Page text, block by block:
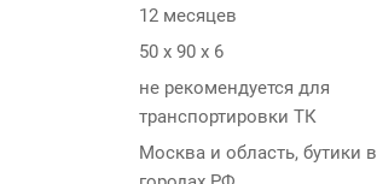
12 месяцев
50 х 90 х 6
не рекомендуется для
транспортировки ТК
Москва и область, бутики в